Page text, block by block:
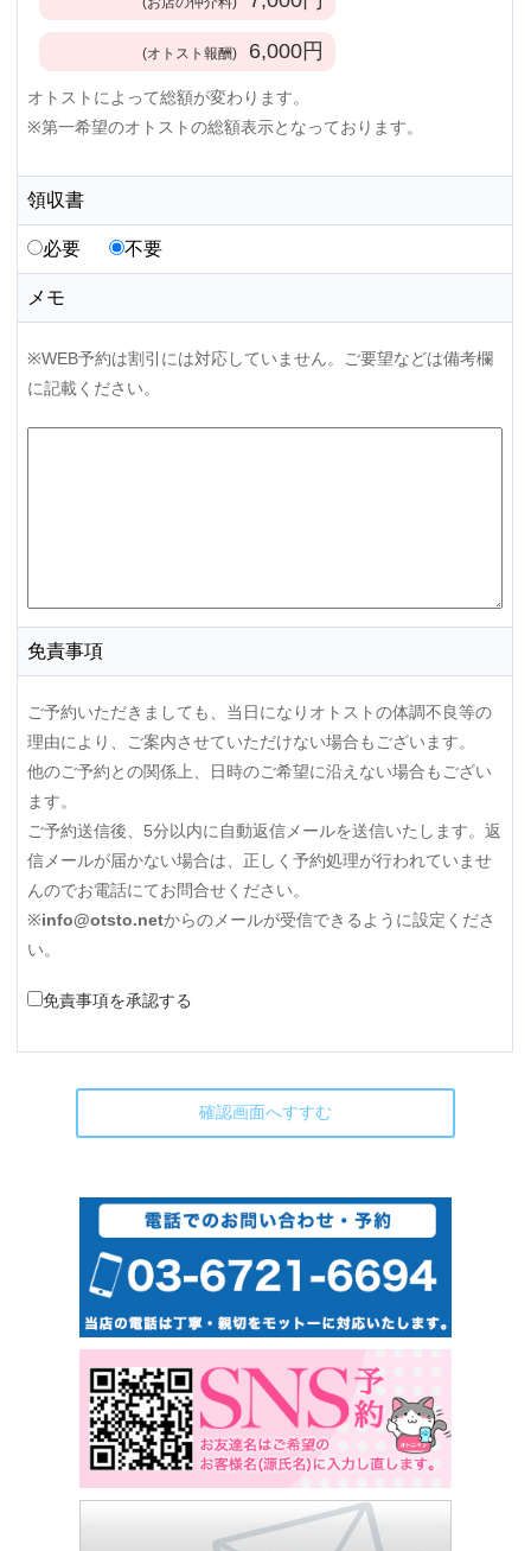
(オトスト報酬) 6,000円
オトストによって総額が変わります。
※第一希望のオトストの総額表示となっております。
領収書
必要 不要
メモ
※WEB予約は割引には対応していません。ご要望などは備考欄
に記載ください。
免責事項
ご予約いただきましても、当日になりオトストの体調不良等の
理由により、ご案内させていただけない場合もございます。
他のご予約との関係上、日時のご希望に沿えない場合もござい
ます。
ご予約送信後、5分以内に自動返信メールを送信いたします。返
信メールが届かない場合は、正しく予約処理が行われていませ
んのでお電話にてお問合せください。
※info@otsto.netからのメールが受信できるように設定くださ
い。
免責事項を承認する